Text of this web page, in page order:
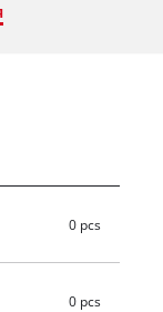
за мръсна
батерията е
кабел, който
дълбочина.
7000 литра на
на
0 pcs
0 pcs